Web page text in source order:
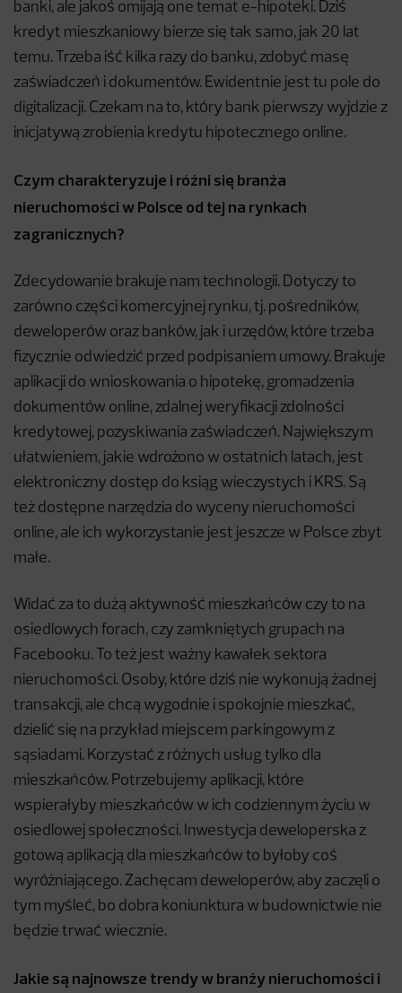
banki, ale jakoś omijają one temat e-hipoteki. Dziś
kredyt mieszkaniowy bierze się tak samo, jak 20 lat
temu. Trzeba iść kilka razy do banku, zdobyć masę
zaświadczeń i dokumentów. Ewidentnie jest tu pole do
digitalizacji. Czekam na to, który bank pierwszy wyjdzie z
inicjatywą zrobienia kredytu hipotecznego online.
Czym charakteryzuje i różni się branża
nieruchomości w Polsce od tej na rynkach
zagranicznych?
Zdecydowanie brakuje nam technologii. Dotyczy to
zarówno części komercyjnej rynku, tj. pośredników,
deweloperów oraz banków, jak i urzędów, które trzeba
fizycznie odwiedzić przed podpisaniem umowy. Brakuje
aplikacji do wnioskowania o hipotekę, gromadzenia
dokumentów online, zdalnej weryfikacji zdolności
kredytowej, pozyskiwania zaświadczeń. Największym
ułatwieniem, jakie wdrożono w ostatnich latach, jest
elektroniczny dostęp do ksiąg wieczystych i KRS. Są
też dostępne narzędzia do wyceny nieruchomości
online, ale ich wykorzystanie jest jeszcze w Polsce zbyt
małe.
Widać za to dużą aktywność mieszkańców czy to na
osiedlowych forach, czy zamkniętych grupach na
Facebooku. To też jest ważny kawałek sektora
nieruchomości. Osoby, które dziś nie wykonują żadnej
transakcji, ale chcą wygodnie i spokojnie mieszkać,
dzielić się na przykład miejscem parkingowym z
sąsiadami. Korzystać z różnych usług tylko dla
mieszkańców. Potrzebujemy aplikacji, które
wspierałyby mieszkańców w ich codziennym życiu w
osiedlowej społeczności. Inwestycja deweloperska z
gotową aplikacją dla mieszkańców to byłoby coś
wyróżniającego. Zachęcam deweloperów, aby zaczęli o
tym myśleć, bo dobra koniunktura w budownictwie nie
będzie trwać wiecznie.
Jakie są najnowsze trendy w branży nieruchomości i